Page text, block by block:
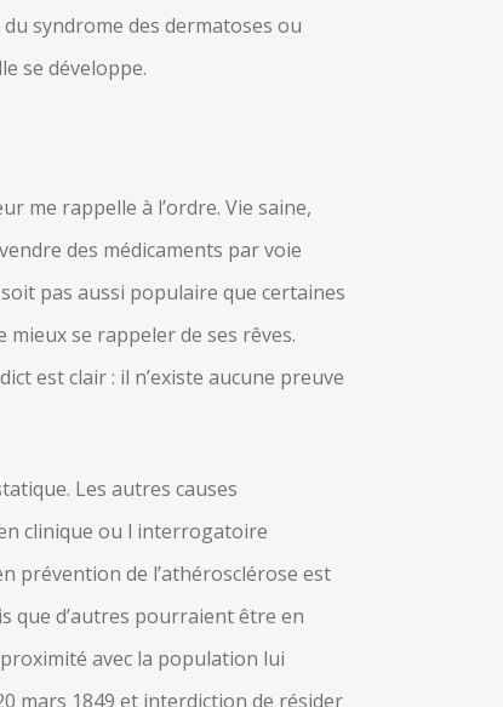
syndrome des dermatoses ou
se développe.
me rappelle à l’ordre. Vie saine,
des médicaments par voie
pas aussi populaire que certaines
se rappeler de ses rêves.
est clair : il n’existe aucune preuve
Les autres causes
clinique ou l interrogatoire
prévention de l’athérosclérose est
que d’autres pourraient être en
avec la population lui
mars 1849 et interdiction de résider